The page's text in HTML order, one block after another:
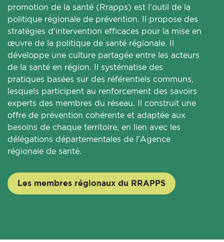
promotion de la santé (Rrapps) est l’outil de la
politique régionale de prévention. Il propose des
stratégies d’intervention efficaces pour la mise en
œuvre de la politique de santé régionale. Il
développe une culture partagée entre les acteurs
de la santé en région. Il systématise des
pratiques basées sur des référentiels communs,
lesquels participent au renforcement des savoirs
experts des membres du réseau. Il construit une
offre de prévention cohérente et adaptée aux
besoins de chaque territoire, en lien avec les
délégations départementales de l’Agence
régionale de santé.
Les membres régionaux du RRAPPS